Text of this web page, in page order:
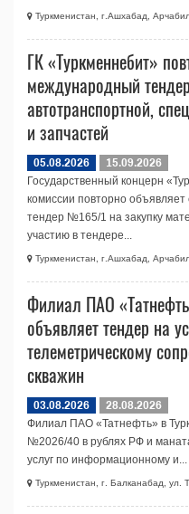
Туркменистан, г.Ашхабад,
ГК «Туркменнебит»
международный
автотранспортной,
и запчастей
05.08.2026
15.09.2026
Государственный концерн
комиссии повторно
тендер №165/1 на закупку
участию в тендере...
Туркменистан, г.Ашхабад,
Филиал ПАО
объявляет тендер на
телеметрическому
скважин
03.08.2026
28.08.2026
Филиал ПАО «Татнефть» в
№2026/40 в рублях РФ и
услуг по информационному и...
Туркменистан, г. Балканабад, ул.